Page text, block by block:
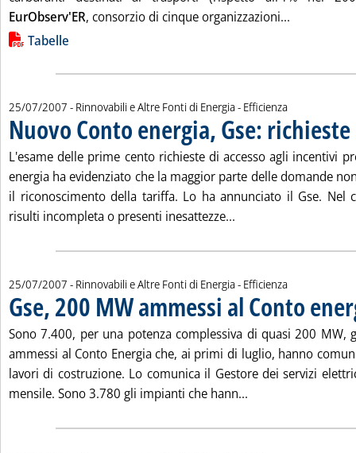
EurObserv'ER, consorzio di cinque organizzazioni...
Lista allegati PDF alla notizia
Tabelle
25/07/2007 - Rinnovabili e Altre Fonti di Energia - Efficienza
Nuovo Conto energia, Gse:
L'esame delle prime cento richieste di accesso agli incentivi
energia ha evidenziato che la maggior parte delle domande
il riconoscimento della tariffa. Lo ha annunciato il Gse. Nel
risulti incompleta o presenti inesattezze...
25/07/2007 - Rinnovabili e Altre Fonti di Energia - Efficienza
Gse, 200 MW ammessi al Conto
Sono 7.400, per una potenza complessiva di quasi 200 MW,
ammessi al Conto Energia che, ai primi di luglio, hanno
lavori di costruzione. Lo comunica il Gestore dei servizi
mensile. Sono 3.780 gli impianti che hann...